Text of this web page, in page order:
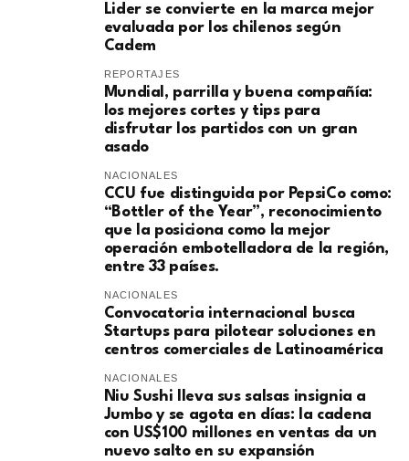
Lider se convierte en la marca mejor
evaluada por los chilenos según
Cadem
REPORTAJES
Mundial, parrilla y buena compañía:
los mejores cortes y tips para
disfrutar los partidos con un gran
asado
NACIONALES
CCU fue distinguida por PepsiCo como:
“Bottler of the Year”, reconocimiento
que la posiciona como la mejor
operación embotelladora de la región,
entre 33 países.
NACIONALES
Convocatoria internacional busca
Startups para pilotear soluciones en
centros comerciales de Latinoamérica
NACIONALES
Niu Sushi lleva sus salsas insignia a
Jumbo y se agota en días: la cadena
con US$100 millones en ventas da un
nuevo salto en su expansión